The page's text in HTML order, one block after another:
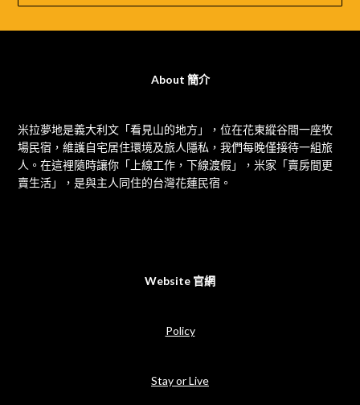
About 簡介
米拉夢地是義大利文「看見山的地方」，位在花東縱谷間一座牧
場民宿，維護自宅居住環境及旅人隱私，我們每晚僅接待一組旅
人。在這裡隨時讓你「上線工作，下線渡假」，米家「賣房間更
賣生活」，是與主人同住的台灣花蓮民宿。
Website 官網
Policy
Stay or Live